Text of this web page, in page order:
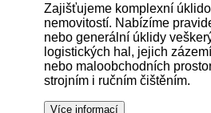
Zajišťujeme komplexní
nemovitostí. Nabízíme
nebo generální úklidy
logistických hal, jejich
nebo maloobchodních
strojním i ručním čištěním.